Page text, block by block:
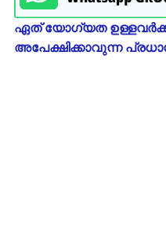
ഏത് യോഗ്യത
അപേക്ഷിക്കാവുന്ന